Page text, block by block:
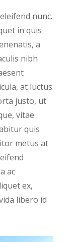
nunc.
in quis
a
nibh
at luctus
justo, ut
vitae
quis
metus at
ac
ex,
libero id